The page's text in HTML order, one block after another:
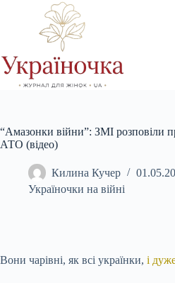
“Амазонки війни”: ЗМІ розповіли
АТО (відео)
Килина Кучер
Україночки на війні
Вони чарівні, як всі українки, і